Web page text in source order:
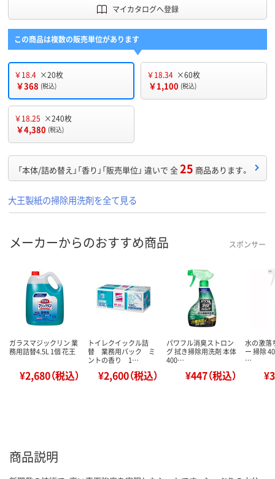
マイカタログへ登録
この商品は複数の販売単位があります
￥18.4 ×20枚
￥368 (税込)
￥18.34 ×60枚
￥1,100 (税込)
￥18.25 ×240枚
￥4,380 (税込)
「本体/詰め替え」「香り」「販売単位」 違いで 全25 商品あります。
大王製紙の掃除用洗剤を全て見る
メーカーからのおすすめ商品 スポンサー
ガラスマジックリン 業
務用詰替4.5L 1個 花王
¥2,680（税込）
トイレクイックル詰
替 業務用パック ミ
ントの香り 1…
¥2,600（税込）
パワフル消臭ストロン
グ 拭き掃除用洗剤 本体
400…
¥447（税込）
水の激落
ー 掃除
…
商品説明